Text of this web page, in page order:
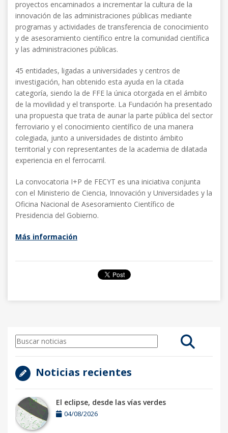
proyectos encaminados a incrementar la cultura de la
innovación de las administraciones públicas mediante
programas y actividades de transferencia de conocimiento
y de asesoramiento científico entre la comunidad científica
y las administraciones públicas.
45 entidades, ligadas a universidades y centros de
investigación, han obtenido esta ayuda en la citada
categoría, siendo la de FFE la única otorgada en el ámbito
de la movilidad y el transporte. La Fundación ha presentado
una propuesta que trata de aunar la parte pública del sector
ferroviario y el conocimiento científico de una manera
colegiada, junto a universidades de distinto ámbito
territorial y con representantes de la academia de dilatada
experiencia en el ferrocarril.
La convocatoria I+P de FECYT es una iniciativa conjunta
con el Ministerio de Ciencia, Innovación y Universidades y la
Oficina Nacional de Asesoramiento Científico de
Presidencia del Gobierno.
Más información
Noticias recientes
El eclipse, desde las vías verdes
04/08/2026